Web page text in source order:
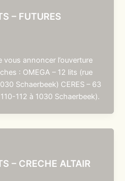
– FUTURES
annoncer l’ouverture
: OMEGA – 12 lits (rue
Schaerbeek) CERES – 63
112 à 1030 Schaerbeek).
– CRECHE ALTAIR